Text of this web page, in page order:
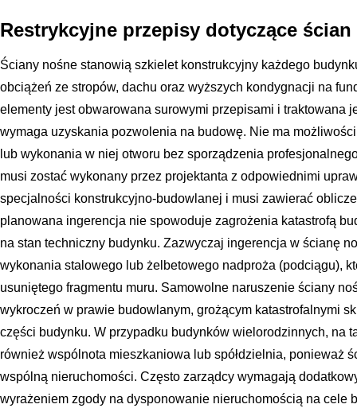
Restrykcyjne przepisy dotyczące
Ściany nośne stanowią szkielet konstrukcyjny każdego
obciążeń ze stropów, dachu oraz wyższych kondygnacji na
elementy jest obwarowana surowymi przepisami i traktowana
wymaga uzyskania pozwolenia na budowę. Nie ma
lub wykonania w niej otworu bez sporządzenia
musi zostać wykonany przez projektanta z odpowiednimi
specjalności konstrukcyjno-budowlanej i musi zawierać
planowana ingerencja nie spowoduje zagrożenia katastrofą
na stan techniczny budynku. Zazwyczaj ingerencja w ścianę
wykonania stalowego lub żelbetowego nadproża (podciągu),
usuniętego fragmentu muru. Samowolne naruszenie ściany
wykroczeń w prawie budowlanym, grożącym katastrofalnymi
części budynku. W przypadku budynków wielorodzinnych, na
również wspólnota mieszkaniowa lub spółdzielnia, ponieważ
wspólną nieruchomości. Często zarządcy wymagają
wyrażeniem zgody na dysponowanie nieruchomością na cele